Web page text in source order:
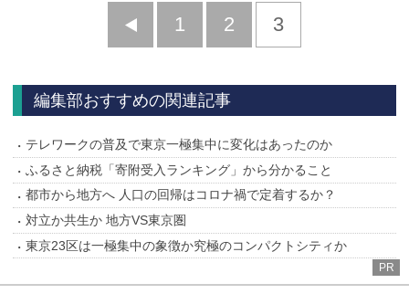
前
1 2 3
編集部おすすめの関連記事
テレワークの普及で東京一極集中に変化はあったのか
ふるさと納税「寄附受入ランキング」から分かること
都市から地方へ 人口の回帰はコロナ禍で定着するか？
対立か共生か 地方VS東京圏
東京23区は一極集中の象徴か究極のコンパクトシティか
PR